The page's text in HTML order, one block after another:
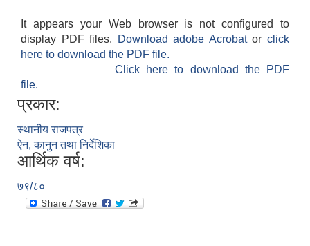
It appears your Web browser is not configured to
display PDF files.
Download adobe Acrobatorclick
here to download the PDF file.
Click here to download the PDF
file.
प्रकार:
स्थानीय राजपत्र
ऐन, कानुन तथा निर्देशिका
आर्थिक वर्ष:
७९/८०